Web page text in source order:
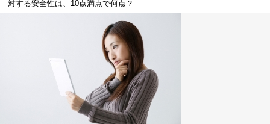
対する安全性は、10点満点で何点？